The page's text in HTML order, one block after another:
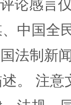
论感言
中国全
法制新
。 注